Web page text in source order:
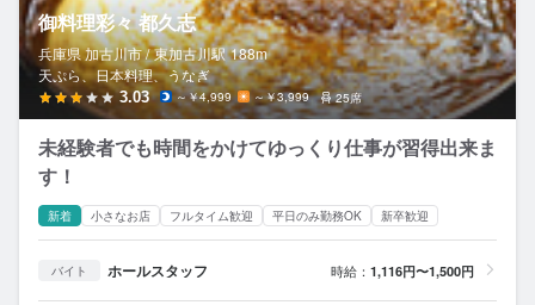
御料理彩々 都久志
兵庫県 加古川市 / 東加古川駅 188m
天ぷら、日本料理、うなぎ
3.03 ～￥4,999 ～￥3,999 25席
未経験者でも時間をかけてゆっくり仕事が習得出来ま
す！
新着 小さなお店 フルタイム歓迎 平日のみ勤務OK 新卒歓迎
バイト ホールスタッフ 時給： 1,116円〜1,500円